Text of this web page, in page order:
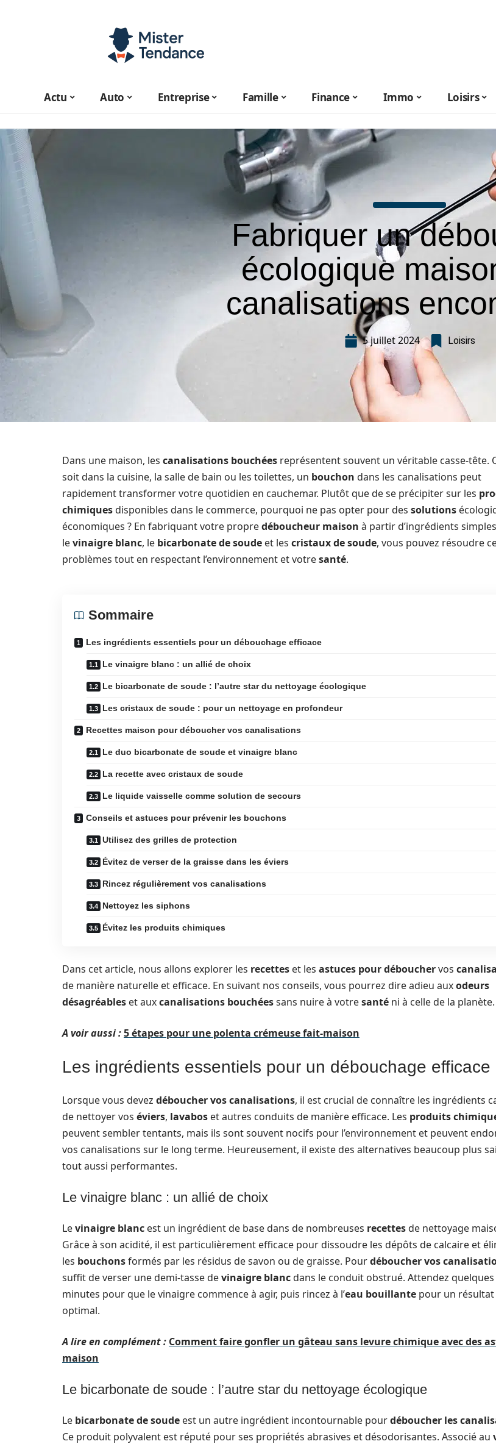
Actu Auto Entreprise Famille Finance Immo Loisirs
Fabriquer un
écologique
canalisations
5 juillet 2024 Loisirs
Dans une maison, les canalisations bouchées représentent souvent un véritable casse-tête.
soit dans la cuisine, la salle de bain ou les toilettes, un bouchon dans les canalisations peut
rapidement transformer votre quotidien en cauchemar. Plutôt que de se précipiter sur les
chimiquesdisponibles dans le commerce, pourquoi ne pas opter pour des solutions
économiques ? En fabriquant votre propredéboucheur maison à partir d’ingrédients
levinaigre blanc, le bicarbonate de soude et les cristaux de soude, vous pouvez résoudre
problèmes tout en respectant l’environnement et votresanté.
Sommaire
Les ingrédients essentiels pour un débouchage efficace
Le vinaigre blanc : un allié de choix
Le bicarbonate de soude : l’autre star du nettoyage écologique
Les cristaux de soude : pour un nettoyage en profondeur
Recettes maison pour déboucher vos canalisations
Le duo bicarbonate de soude et vinaigre blanc
La recette avec cristaux de soude
Le liquide vaisselle comme solution de secours
Conseils et astuces pour prévenir les bouchons
Utilisez des grilles de protection
Évitez de verser de la graisse dans les éviers
Rincez régulièrement vos canalisations
Nettoyez les siphons
Évitez les produits chimiques
Dans cet article, nous allons explorer les recettes et les astuces pour débouchervos
de manière naturelle et efficace. En suivant nos conseils, vous pourrez dire adieu auxodeurs
désagréables et auxcanalisations bouchéessans nuire à votresanté ni à celle de la planète.
A voir aussi :5 étapes pour une polenta crémeuse fait-maison
Les ingrédients essentiels pour un débouchage efficace
Lorsque vous devez déboucher vos canalisations, il est crucial de connaître les ingrédients
de nettoyer vos éviers, lavabos et autres conduits de manière efficace. Les produits
peuvent sembler tentants, mais ils sont souvent nocifs pour l’environnement et peuvent
vos canalisations sur le long terme. Heureusement, il existe des alternatives beaucoup plus
tout aussi performantes.
Le vinaigre blanc : un allié de choix
Levinaigre blanc est un ingrédient de base dans de nombreuses recettesde nettoyage
Grâce à son acidité, il est particulièrement efficace pour dissoudre les dépôts de calcaire et
les bouchonsformés par les résidus de savon ou de graisse. Pourdéboucher vos
suffit de verser une demi-tasse devinaigre blancdans le conduit obstrué. Attendez quelques
minutes pour que le vinaigre commence à agir, puis rincez à l’eau bouillante pour un résultat
optimal.
A lire en complément : Comment faire gonfler un gâteau sans levure chimique avec des
maison
Le bicarbonate de soude : l’autre star du nettoyage écologique
Le bicarbonate de soude est un autre ingrédient incontournable pourdéboucher les
Ce produit polyvalent est réputé pour ses propriétés abrasives et désodorisantes. Associé au